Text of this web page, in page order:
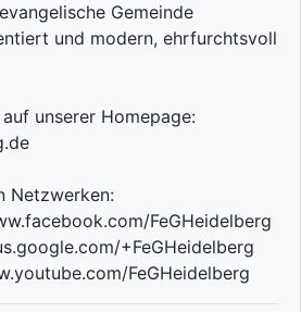
Gemeinde
und modern, ehrfurchtsvoll
unserer Homepage:
Netzwerken:
FeGHeidelberg
+FeGHeidelberg
FeGHeidelberg